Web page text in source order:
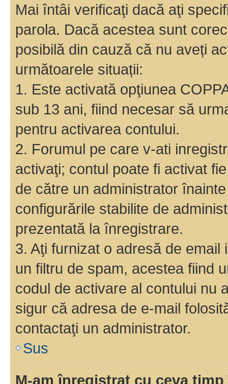
Mai întâi verificaţi dacă aţi
parola. Dacă acestea sunt
posibilă din cauză că nu aveți
următoarele situații:
1. Este activată opţiunea
sub 13 ani, fiind necesar să
pentru activarea contului.
2. Forumul pe care v-ati
activaţi; contul poate fi activat
de către un administrator
configurările stabilite de
prezentată la înregistrare.
3. Aţi furnizat o adresă de
un filtru de spam, acestea fiind
codul de activare al contului nu
sigur că adresa de e-mail
contactaţi un administrator.
Sus
M-am înregistrat cu ceva